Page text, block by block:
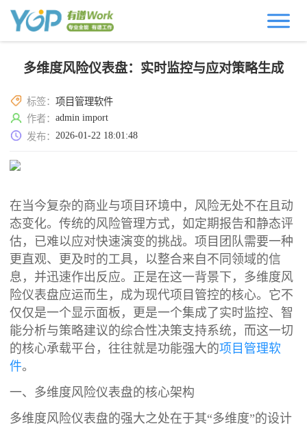
多维度风险仪表盘：实时监控与应对策略生成
标签：项目管理软件
作者：admin import
发布：2026-01-22 18:01:48
在当今复杂的商业与项目环境中，风险无处不在且动
态变化。传统的风险管理方式，如定期报告和静态评
估，已难以应对快速演变的挑战。项目团队需要一种
更直观、更及时的工具，以整合来自不同领域的信
息，并迅速作出反应。正是在这一背景下，多维度风
险仪表盘应运而生，成为现代项目管控的核心。它不
仅仅是一个显示面板，更是一个集成了实时监控、智
能分析与策略建议的综合性决策支持系统，而这一切
的核心承载平台，往往就是功能强大的项目管理软
件。
一、多维度风险仪表盘的核心架构
多维度风险仪表盘的强大之处在于其“多维度”的设计